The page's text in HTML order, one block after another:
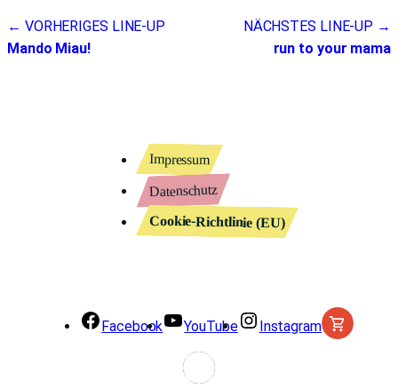
← VORHERIGES LINE-UP
Mando Miau!
NÄCHSTES LINE-UP →
run to your mama
Impressum
Datenschutz
Cookie-Richtlinie (EU)
Facebook YouTube Instagram